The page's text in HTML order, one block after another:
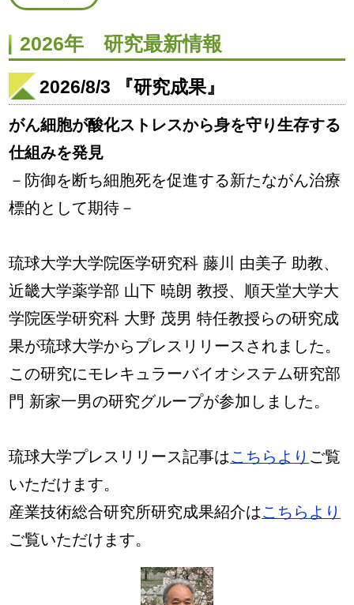
2026年 研究最新情報
2026/8/3 『研究成果』
がん細胞が酸化ストレスから身を守り生存する
仕組みを発見
－防御を断ち細胞死を促進する新たながん治療
標的として期待－
琉球大学大学院医学研究科 藤川 由美子 助教、
近畿大学薬学部 山下 暁朗 教授、順天堂大学大
学院医学研究科 大野 茂男 特任教授らの研究成
果が琉球大学からプレスリリースされました。
この研究にモレキュラーバイオシステム研究部
門 新家一男の研究グループが参加しました。
琉球大学プレスリリース記事はこちらより ご覧
いただけます。
産業技術総合研究所研究成果紹介はこちらより
ご覧いただけます。